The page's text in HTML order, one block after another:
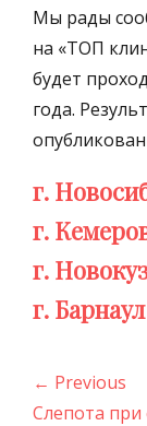
Мы рады
на «ТОП
будет
года.
г.
г.
г.
г. Барнаул
по
← Previous
Previous
Слепота при